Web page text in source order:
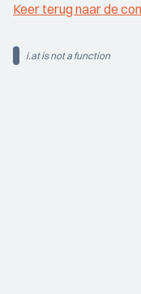
Keer terug naar de
i.at is not a function